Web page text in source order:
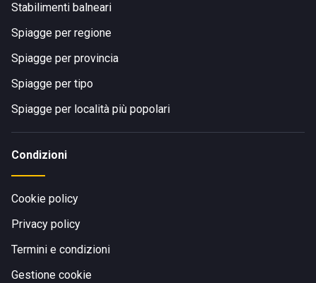
Stabilimenti balneari
Spiagge per regione
Spiagge per provincia
Spiagge per tipo
Spiagge per località più popolari
Condizioni
Cookie policy
Privacy policy
Termini e condizioni
Gestione cookie